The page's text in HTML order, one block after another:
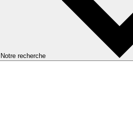
Notre recherche